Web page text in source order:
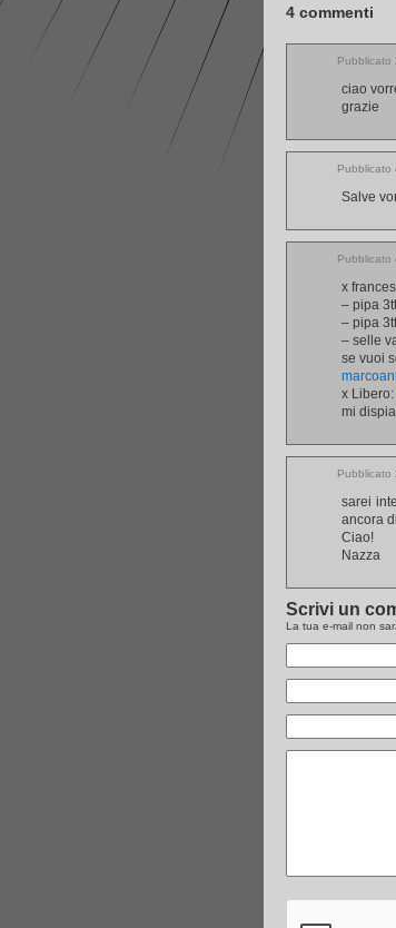
4 commenti
Pubblicato
ciao
grazie
Pubblicato
Salve
Pubblicato
x
– pipa
– pipa
– selle
se vuoi
x Libero:
mi
Pubblicato
sarei
ancora
Ciao!
Nazza
Scrivi un
La tua e-mail non